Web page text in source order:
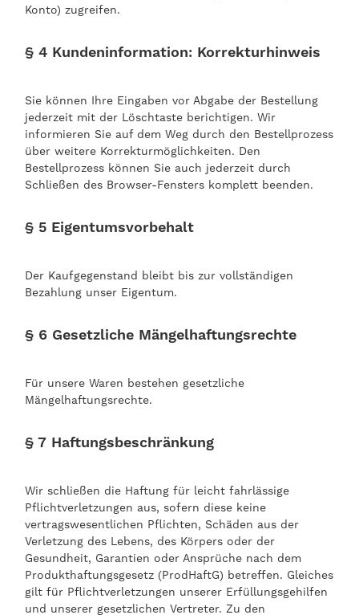
Konto) zugreifen.
§ 4 Kundeninformation: Korrekturhinweis
Sie können Ihre Eingaben vor Abgabe der Bestellung
jederzeit mit der Löschtaste berichtigen. Wir
informieren Sie auf dem Weg durch den Bestellprozess
über weitere Korrekturmöglichkeiten. Den
Bestellprozess können Sie auch jederzeit durch
Schließen des Browser-Fensters komplett beenden.
§ 5 Eigentumsvorbehalt
Der Kaufgegenstand bleibt bis zur vollständigen
Bezahlung unser Eigentum.
§ 6 Gesetzliche Mängelhaftungsrechte
Für unsere Waren bestehen gesetzliche
Mängelhaftungsrechte.
§ 7 Haftungsbeschränkung
Wir schließen die Haftung für leicht fahrlässige
Pflichtverletzungen aus, sofern diese keine
vertragswesentlichen Pflichten, Schäden aus der
Verletzung des Lebens, des Körpers oder der
Gesundheit, Garantien oder Ansprüche nach dem
Produkthaftungsgesetz (ProdHaftG) betreffen. Gleiches
gilt für Pflichtverletzungen unserer Erfüllungsgehilfen
und unserer gesetzlichen Vertreter. Zu den